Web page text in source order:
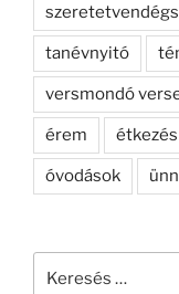
tanévnyitó
versmondó
érem étkezés
óvodások